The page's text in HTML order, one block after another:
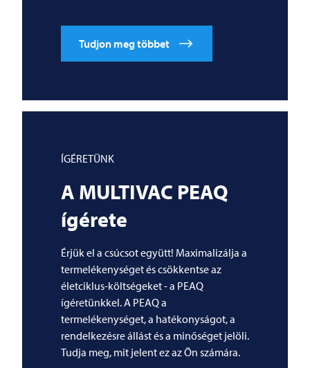
Tudjon meg többet
ÍGÉRETÜNK
A MULTIVAC PEAQ
ígérete
Érjük el a csúcsot együtt! Maximalizálja a
termelékenységet és csökkentse az
életciklus-költségeket - a PEAQ
ígéretünkkel. A PEAQ a
termelékenységet, a hatékonyságot, a
rendelkezésre állást és a minőséget jelöli.
Tudja meg, mit jelent ez az Ön számára.